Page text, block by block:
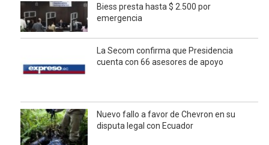
Biess presta hasta $ 2.500 por
emergencia
La Secom confirma que Presidencia
cuenta con 66 asesores de apoyo
Nuevo fallo a favor de Chevron en su
disputa legal con Ecuador